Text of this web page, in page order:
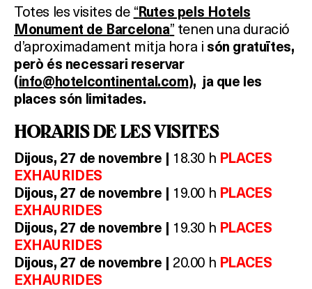
Què vols fer?
HOTELS
TERRASSES
BARS
SPAS
RESTAURANTS
SALES
Totes les visites de “Rutes pels Hotels
Monument de Barcelona” tenen una duració
d’aproximadament mitja hora i són gratuïtes,
però és necessari reservar
(info@hotelcontinental.com), ja que les
places són limitades.
HORARIS DE LES VISITES
Dijous, 27 de novembre | 18.30 h PLACES
EXHAURIDES
Dijous, 27 de novembre | 19.00 h PLACES
EXHAURIDES
Dijous, 27 de novembre | 19.30 h PLACES
EXHAURIDES
Dijous, 27 de novembre | 20.00 h PLACES
EXHAURIDES